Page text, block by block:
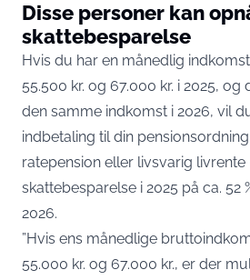
Disse personer kan
skattebesparelse
Hvis du har en månedlig
55.500 kr. og 67.000 kr. i 2025,
den samme indkomst i 2026, vil
indbetaling til din
ratepension eller livsvarig livrente
skattebesparelse i 2025 på ca. 52
2026.
”Hvis ens månedlige
55.000 kr. og 67.000 kr., er der